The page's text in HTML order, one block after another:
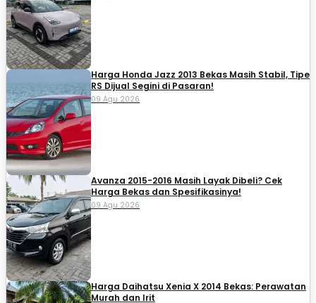
Harga Honda Jazz 2013 Bekas Masih Stabil, Tipe
RS Dijual Segini di Pasaran!
09 Agu 2026
Avanza 2015-2016 Masih Layak Dibeli? Cek
Harga Bekas dan Spesifikasinya!
09 Agu 2026
Harga Daihatsu Xenia X 2014 Bekas: Perawatan
Murah dan Irit